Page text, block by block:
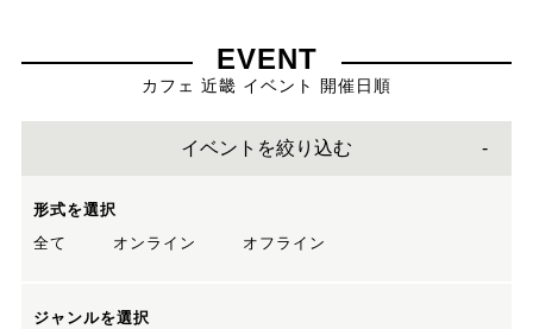
EVENT
カフェ 近畿 イベント 開催日順
イベントを絞り込む
形式を選択
全て
オンライン オフライン
ジャンルを選択